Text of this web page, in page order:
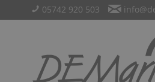
05742 920 503